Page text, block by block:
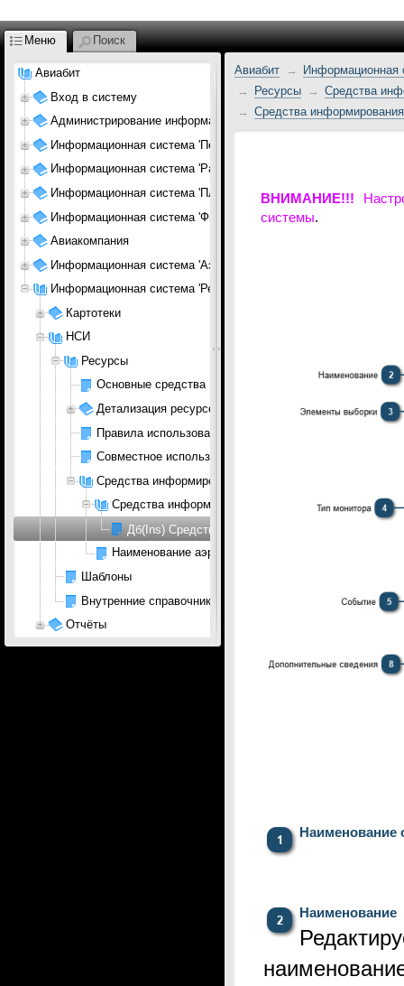
Меню Поиск
Авиабит
Вход в систему
Администрирование информационной системы
Информационная система 'Персонал АК'
Информационная система 'Расписание'
Информационная система 'Планирование АК'
Информационная система 'Финансы АК'
Авиакомпания
Информационная система 'Аэропорт'
Информационная система 'Ресурсы АП'
Картотеки
НСИ
Ресурсы
Основные средства
Детализация ресурсов
Правила использования ресурсов
Совместное использование ресурсов и персонала
Средства информирования
Средства информирования
Дб(Ins) Средства отображения
Наименование аэропортов
Шаблоны
Внутренние справочники раздела Ресурсы АП
Отчёты
Авиабит
Информационная
Ресурсы
Средства
Средства информирования
ВНИМАНИЕ!!!
системы.
Наименование
Наименование